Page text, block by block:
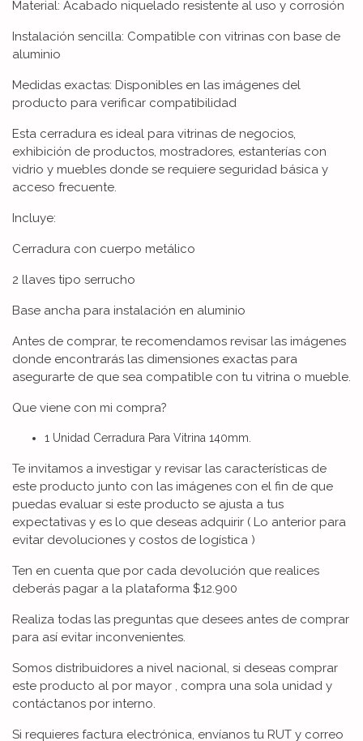
Material: Acabado niquelado resistente al uso y corrosión
Instalación sencilla: Compatible con vitrinas con base de
aluminio
Medidas exactas: Disponibles en las imágenes del
producto para verificar compatibilidad
Esta cerradura es ideal para vitrinas de negocios,
exhibición de productos, mostradores, estanterías con
vidrio y muebles donde se requiere seguridad básica y
acceso frecuente.
Incluye:
Cerradura con cuerpo metálico
2 llaves tipo serrucho
Base ancha para instalación en aluminio
Antes de comprar, te recomendamos revisar las imágenes
donde encontrarás las dimensiones exactas para
asegurarte de que sea compatible con tu vitrina o mueble.
Que viene con mi compra?
1 Unidad Cerradura Para Vitrina 140mm.
Te invitamos a investigar y revisar las características de
este producto junto con las imágenes con el fin de que
puedas evaluar si este producto se ajusta a tus
expectativas y es lo que deseas adquirir ( Lo anterior para
evitar devoluciones y costos de logística )
Ten en cuenta que por cada devolución que realices
deberás pagar a la plataforma $12.900
Realiza todas las preguntas que desees antes de comprar
para así evitar inconvenientes.
Somos distribuidores a nivel nacional, si deseas comprar
este producto al por mayor , compra una sola unidad y
contáctanos por interno.
Si requieres factura electrónica, envíanos tu RUT y correo